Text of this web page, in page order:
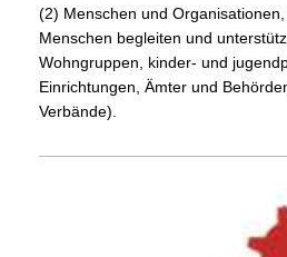
(2) Menschen und
Menschen begleiten und
Wohngruppen, kinder- und
Einrichtungen, Ämter und
Verbände).